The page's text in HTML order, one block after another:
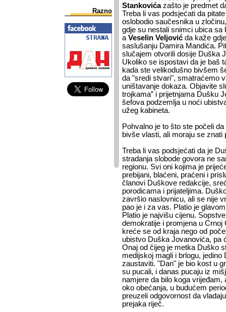
Razno
Stankovićazašto je predmet
Treba li vas podsjećati da
oslobodio saučesnika u
gdje su nestali snimci ubica
a Veselin Veljović da kaže
saslušanju Damira Mandića.
slučajem otvorili dosije Duška
Ukoliko se ispostavi da je baš
kada ste velikodušno bivšem
da "sredi stvari", smatraćemo
uništavanje dokaza. Objavite
trojkama” i prijetnjama Dušku
šefova podzemlja u noći
užeg kabineta.
Pohvalno je to što ste počeli
bivše vlasti, ali moraju se znati
Treba li vas podsjećati da je
stradanja slobode govora ne
regionu. Svi oni kojima je
prebijani, blaćeni, praćeni i
članovi Duškove redakcije,
porodicama i prijateljima.
završio naslovnicu, ali se nije
pao je i za vas. Platio je
Platio je najvišu cijenu.
demokratije i promjena u Crnoj
kreće se od kraja nego od
ubistvo Duška Jovanovića, pa
Onaj od čijeg je metka Duško
medijskoj magli i brlogu,
zaustaviti. "Dan" je bio kost u
su pucali, i danas pucaju iz
namjere da bilo koga vrijeđam,
oko obećanja, u budućem
preuzeli odgovornost da
prejaka riječ.